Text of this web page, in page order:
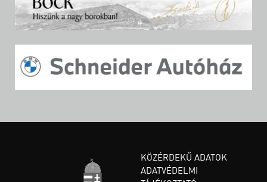
KÖZÉRDEKŰ ADATOK
ADATVÉDELMI